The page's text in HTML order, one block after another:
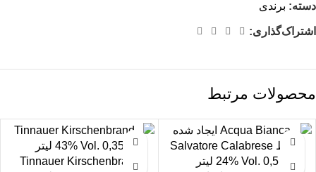
دسته: برندی
اشتراک‌گذاری:
محصولات مرتبط
Tinnauer Kirschenbrand